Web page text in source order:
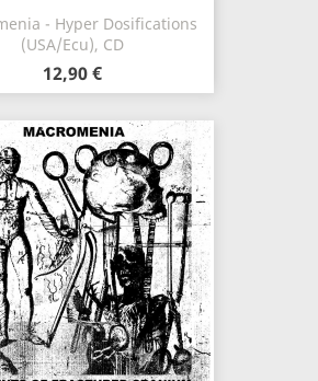
- Hyper Dosifications
(USA/Ecu), CD
12,90 €